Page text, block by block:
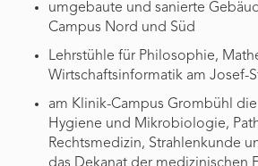
umgebaute und sanierte
Campus Nord und Süd
Lehrstühle für Philosophie,
Wirtschaftsinformatik am Josef-
am Klinik-Campus Grombühl
Hygiene und Mikrobiologie,
Rechtsmedizin, Strahlenkunde